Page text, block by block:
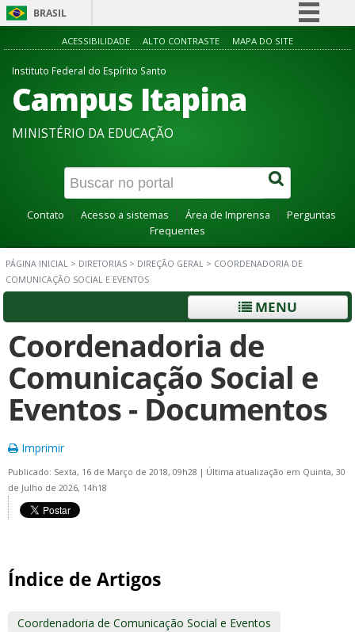
BRASIL
Simplifique!
Acesso à informação
Canais
ACESSIBILIDADE ALTO CONTRASTE MAPA DO SITE
Instituto Federal do Espírito Santo
Campus Itapina
MINISTÉRIO DA EDUCAÇÃO
Contato Acesso a sistemas Área de Imprensa
Perguntas
Frequentes
PÁGINA INICIAL > DIRETORIAS > DIREÇÃO GERAL > COORDENADORIA DE
COMUNICAÇÃO SOCIAL E EVENTOS
MENU
Coordenadoria de
Comunicação Social e
Eventos - Documentos
Imprimir
Publicado: Sexta, 16 de Março de 2018, 09h28 | Última atualização em Quinta, 30
de Julho de 2026, 14h18
Índice de Artigos
Coordenadoria de Comunicação Social e Eventos